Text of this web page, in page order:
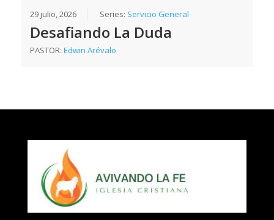
29 julio, 2026 Series: Servicio General
Desafiando La Duda
PASTOR:Edwin Arévalo